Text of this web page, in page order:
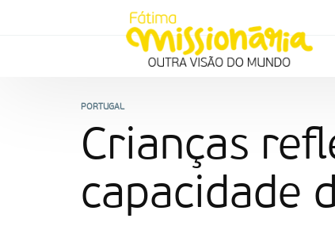
PORTUGAL
Crianças
capacidade